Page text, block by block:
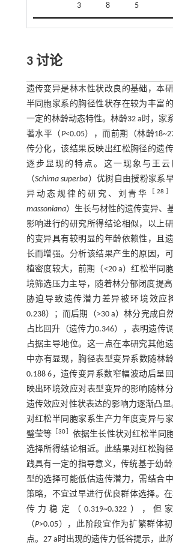
3
8
5
3讨论
遗传变异是林木性状改良的基础，本
半同胞家系的胸径性状存在较为丰富
一定的林龄动态特性。林龄32 a时，家
著水平（ P<0.05），而前期（林龄
传分化，该结果反映出红松胸径的遗
逐步显现的特点。这一现象与王云
（Schima superba ）优树自由授粉家系
异动态规律的研究、刘青华
［28
massoniana）生长与材性的遗传变异、
影响进行的研究所得结论相似，以上
的变异具有较明显的年龄依赖性，且
长而增强。分析该结果产生的原因，
植密度较大，前期（<20 a）红松半同
境筛选压力主导，随着林分郁闭度提高
胁迫导致遗传潜力差异被环境效应
0.238）；而后期（>30 a）林分完成自
占比回升（遗传力0.346），表明遗传
占据主导地位。这一点在本研究其他
中亦有显现，胸径表型变异系数随林
0.188 6，遗传变异系数窄幅波动后呈
映出环境效应对表型变异的影响随林
遗传效应对性状表达的影响力逐渐凸
对红松半同胞家系生产力年度变异与
璧莹等 ［30
依据生长性状对红松半同
选择所得结论相近。此结果对红松胸
践具有一定的指导意义，传统基于幼
型的选择可能低估遗传潜力，需结合
策略，不宜过早进行优良群体选择。在
传力稳定（0.319~0.322），但
（P>0.05），此阶段宜作为扩繁群体
点。27 a时出现的遗传力低谷提示，此